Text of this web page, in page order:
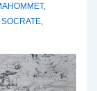
,
SOCRATE,